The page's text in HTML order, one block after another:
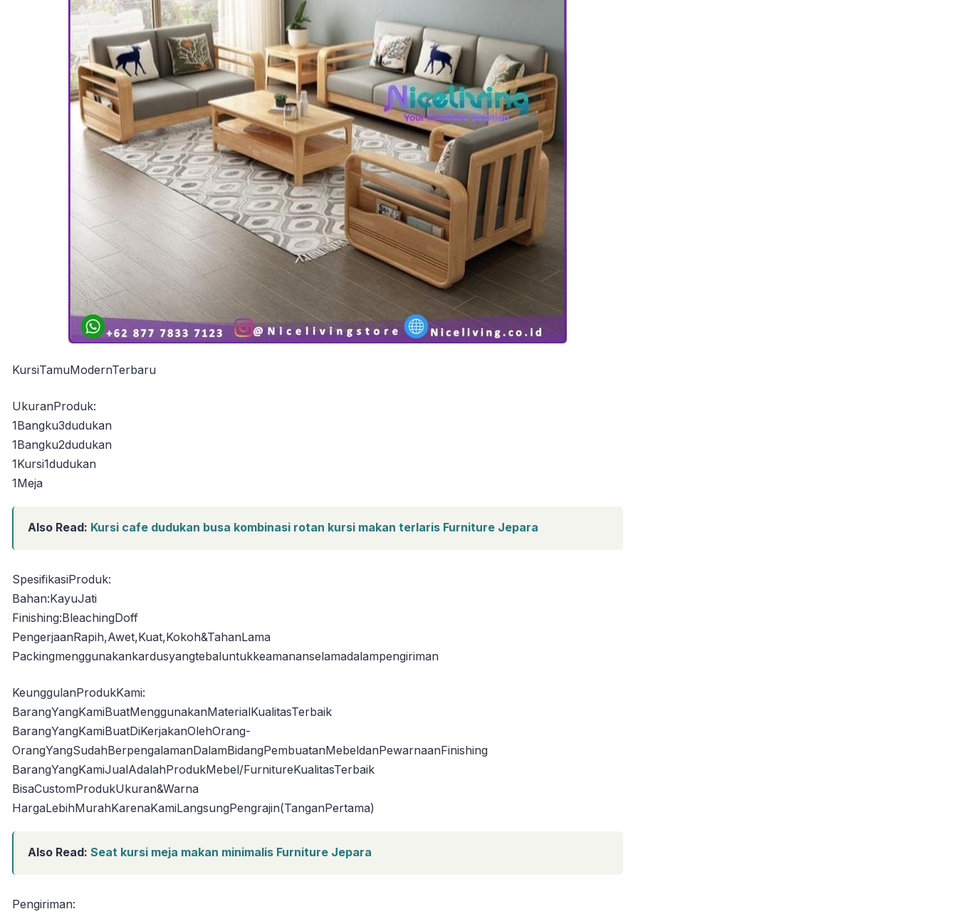
KursiTamuModernTerbaru
UkuranProduk:
1Bangku3dudukan
1Bangku2dudukan
1Kursi1dudukan
1Meja
Also Read: Kursi cafe dudukan busa kombinasi rotan kursi makan terlaris Furniture Jepara
SpesifikasiProduk:
Bahan:KayuJati
Finishing:BleachingDoff
PengerjaanRapih,Awet,Kuat,Kokoh&TahanLama
Packingmenggunakankardusyangtebaluntukkeamananselamadalampengiriman
KeunggulanProdukKami:
BarangYangKamiBuatMenggunakanMaterialKualitasTerbaik
BarangYangKamiBuatDiKerjakanOlehOrang-
OrangYangSudahBerpengalamanDalamBidangPembuatanMebeldanPewarnaanFinishing
BarangYangKamiJualAdalahProdukMebel/FurnitureKualitasTerbaik
BisaCustomProdukUkuran&Warna
HargaLebihMurahKarenaKamiLangsungPengrajin(TanganPertama)
Also Read: Seat kursi meja makan minimalis Furniture Jepara
Pengiriman: